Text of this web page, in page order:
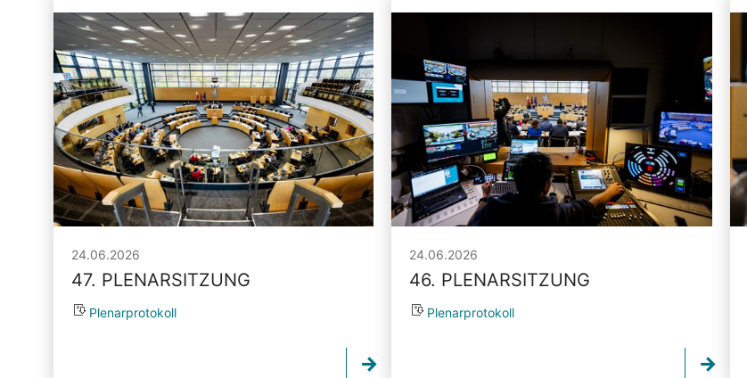
24.06.2026
47. PLENARSITZUNG
Plenarprotokoll
24.06.2026
46. PLENARSITZUNG
Plenarprotokoll